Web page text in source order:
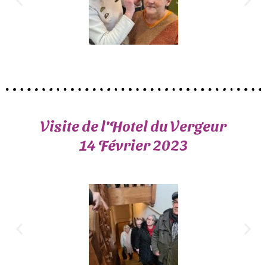
Visite de l'Hotel du Vergeur
14 Février 2023